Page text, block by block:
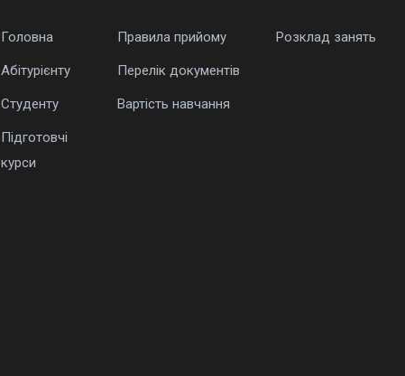
Головна
Абітурієнту
Студенту
Підготовчі
курси
Правила прийому
Перелік документів
Вартість навчання
Розклад занять